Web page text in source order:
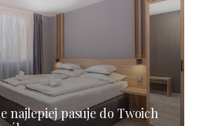
najlepiej pasuje do Twoich